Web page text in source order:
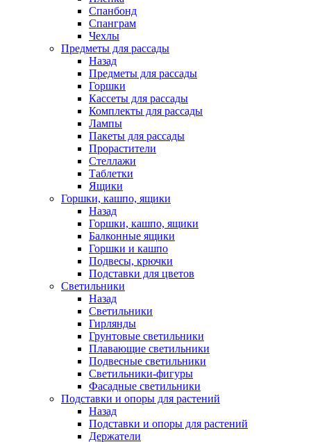
Спанбонд
Спанграм
Чехлы
Предметы для рассады
Назад
Предметы для рассады
Горшки
Кассеты для рассады
Комплекты для рассады
Лампы
Пакеты для рассады
Прорастители
Стеллажи
Таблетки
Ящики
Горшки, кашпо, ящики
Назад
Горшки, кашпо, ящики
Балконные ящики
Горшки и кашпо
Подвесы, крючки
Подставки для цветов
Светильники
Назад
Светильники
Гирлянды
Грунтовые светильники
Плавающие светильники
Подвесные светильники
Светильники-фигуры
Фасадные светильники
Подставки и опоры для растений
Назад
Подставки и опоры для растений
Держатели